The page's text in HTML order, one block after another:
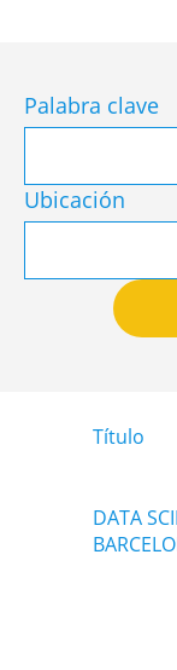
Palabra clave
Ubicación
Título
DATA